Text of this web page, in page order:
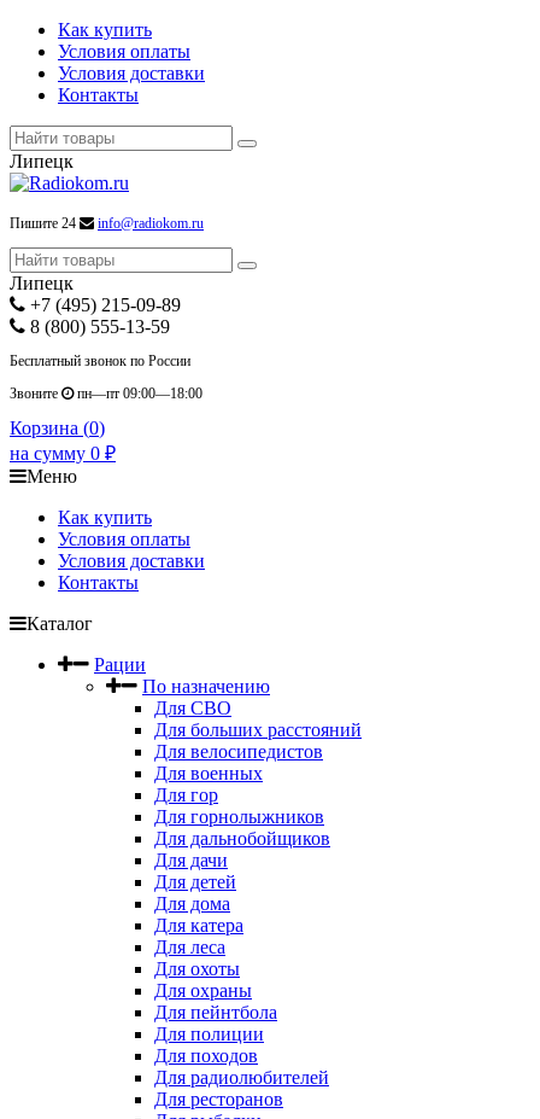
Как купить
Условия оплаты
Условия доставки
Контакты
Липецк
Пишите 24 info@radiokom.ru
Липецк
+7 (495) 215-09-89
8 (800) 555-13-59
Бесплатный звонок по России
Звоните
пн—пт 09:00—18:00
Корзина (0)
на сумму 0 ₽
Меню
Как купить
Условия оплаты
Условия доставки
Контакты
Каталог
Рации
По назначению
Для СВО
Для больших расстояний
Для велосипедистов
Для военных
Для гор
Для горнолыжников
Для дальнобойщиков
Для дачи
Для детей
Для дома
Для катера
Для леса
Для охоты
Для охраны
Для пейнтбола
Для полиции
Для походов
Для радиолюбителей
Для ресторанов